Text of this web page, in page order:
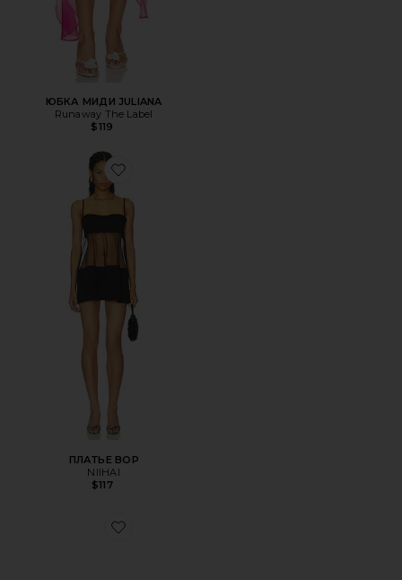
ЮБКА МИДИ JULIANA
Runaway The Label
$119
Favorite ПЛАТЬЕ BOP
ПЛАТЬЕ BOP
NIIHAI
$117
Favorite СУМКА-КЛАТЧ С СБОРКАМИ AMALIA PETITE